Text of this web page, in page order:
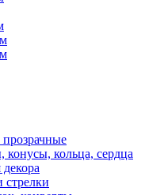
кольца, сердца